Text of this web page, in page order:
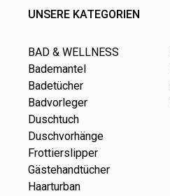
UNSERE KATEGORIEN
BAD & WELLNESS
Bademantel
Badetücher
Badvorleger
Duschtuch
Duschvorhänge
Frottierslipper
Gästehandtücher
Haarturban